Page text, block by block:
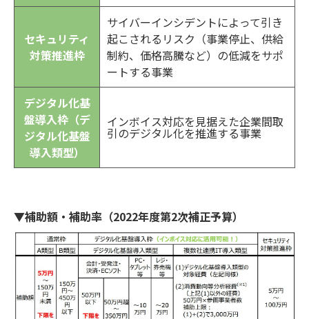
セキュリティ
対策推進枠
サイバーインシデントによって引き
起こされるリスク（事業停止、供給
制約、価格高騰など）の低減をサポ
ートする事業
デジタル化基
盤導入枠（デ
ジタル化基盤
導入類型）
インボイス対応を見据えた企業間取
引のデジタル化を推進する事業
▼補助額・補助率（2022年度第2次補正予算）